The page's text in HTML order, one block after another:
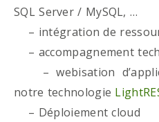
SQL Server / MySQL, …
– intégration de
– accompagnement
– webisation
notre technologie
– Déploiement cloud